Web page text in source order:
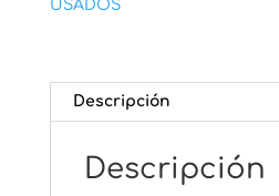
USADOS
Descripción
Descripción